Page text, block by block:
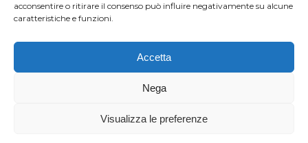
acconsentire o ritirare il consenso può influire negativamente su alcune
caratteristiche e funzioni.
Accetta
Nega
Visualizza le preferenze
Copyright Comunità di Sant'Egidio